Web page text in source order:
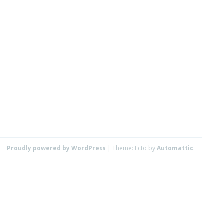
Proudly powered by WordPress | Theme: Ecto byAutomattic.